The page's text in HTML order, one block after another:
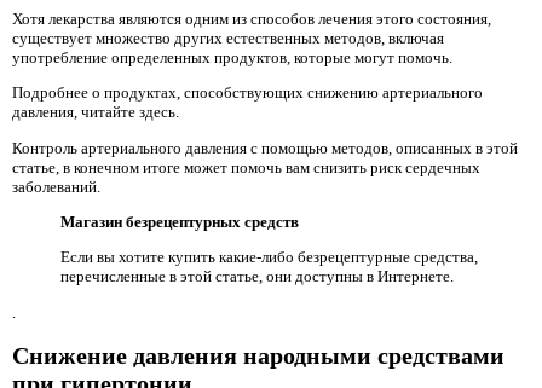
Хотя лекарства являются одним из способов лечения этого состояния,
существует множество других естественных методов, включая
употребление определенных продуктов, которые могут помочь.
Подробнее о продуктах, способствующих снижению артериального
давления, читайте здесь.
Контроль артериального давления с помощью методов, описанных в этой
статье, в конечном итоге может помочь вам снизить риск сердечных
заболеваний.
Магазин безрецептурных средств
Если вы хотите купить какие-либо безрецептурные средства,
перечисленные в этой статье, они доступны в Интернете.
Снижение давления народными средствами